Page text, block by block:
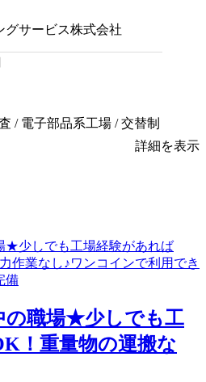
グサービス株式会社
/ 電子部品系工場 / 交替制
詳細を表示
の職場★少しでも工
！重量物の運搬な